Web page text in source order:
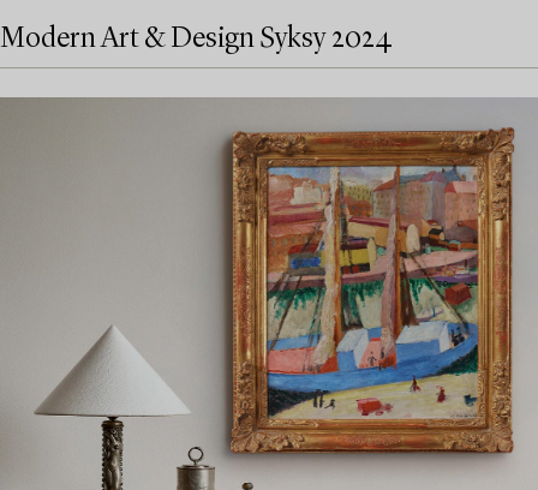
Modern Art & Design Syksy 2024